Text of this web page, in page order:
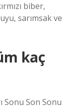
biber,
sarımsak ve
kaç
Sonu Son Sonu